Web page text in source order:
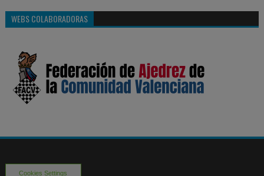
WEBS COLABORADORAS
Cookies Settings